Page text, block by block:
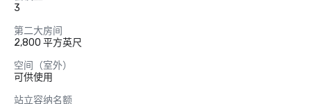
3
第二大房间
2,800 平方英尺
空间（室外）
可供使用
站立容纳名额